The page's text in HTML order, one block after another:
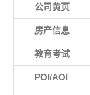
公司黄页
房产信息
教育考试
POI/AOI